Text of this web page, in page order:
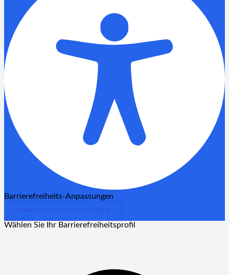
Barrierefreiheits-Anpassungen
Wählen Sie Ihr Barrierefreiheitsprofil